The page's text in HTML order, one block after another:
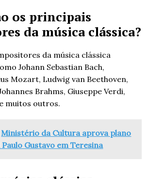
os principais
da música clássica?
da música clássica
Johann Sebastian Bach,
Mozart, Ludwig van Beethoven,
Brahms, Giuseppe Verdi,
muitos outros.
Ministério da Cultura aprova plano
Gustavo em Teresina